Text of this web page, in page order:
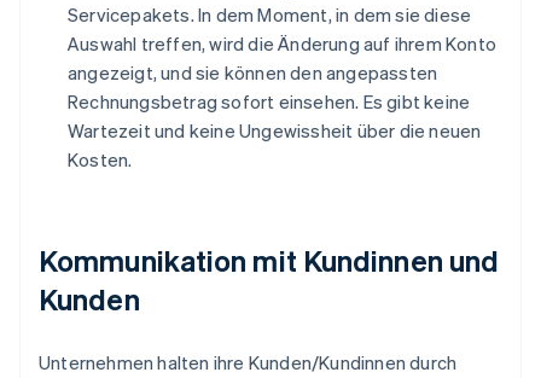
Servicepakets. In dem Moment, in dem sie diese
Auswahl treffen, wird die Änderung auf ihrem Konto
angezeigt, und sie können den angepassten
Rechnungsbetrag sofort einsehen. Es gibt keine
Wartezeit und keine Ungewissheit über die neuen
Kosten.
Kommunikation mit Kundinnen und
Kunden
Unternehmen halten ihre Kunden/Kundinnen durch